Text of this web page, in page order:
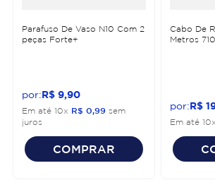
Parafuso De Vaso N10 Com 2
peças Forte+
R$ 9 90
Em até 10x R$ 0 99 sem
juros
COMPRAR
Cabo De
Metros
R$
Em até 10x